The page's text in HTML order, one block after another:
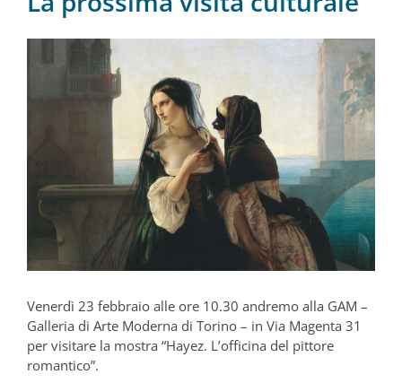
Venerdì 23 febbraio alle ore 10.30 andremo alla GAM –
Galleria di Arte Moderna di Torino – in Via Magenta 31
per visitare la mostra “Hayez. L’officina del pittore
romantico”.